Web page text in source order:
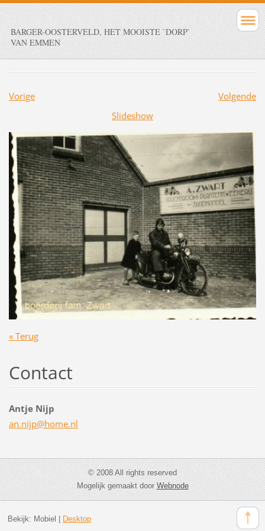
BARGER-OOSTERVELD, HET MOOISTE `DORP`
VAN EMMEN
Vorige
Volgende
Slideshow
« Terug
Contact
Antje Nijp
an.nijp@home.nl
© 2008 All rights reserved
Mogelijk gemaakt doorWebnode
Bekijk: Mobiel Desktop